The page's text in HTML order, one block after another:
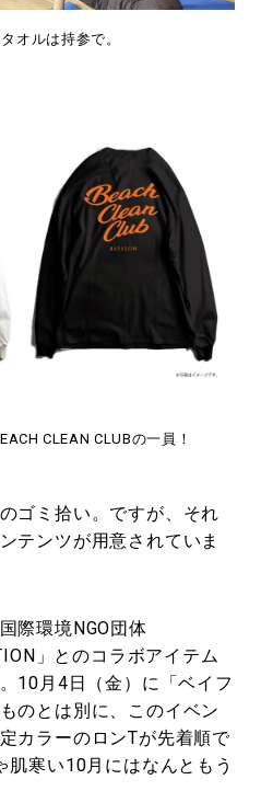
オルは持参で。
CLEAN CLUBの一員！
ゴミ拾い。ですが、それ
テンツが用意されていま
際環境NGO団体
」とのコラボアイテム
10月4日（金）に「ベイフ
のとは別に、このイベン
カラーのロンTが先着順で
肌寒い10月にはなんともう